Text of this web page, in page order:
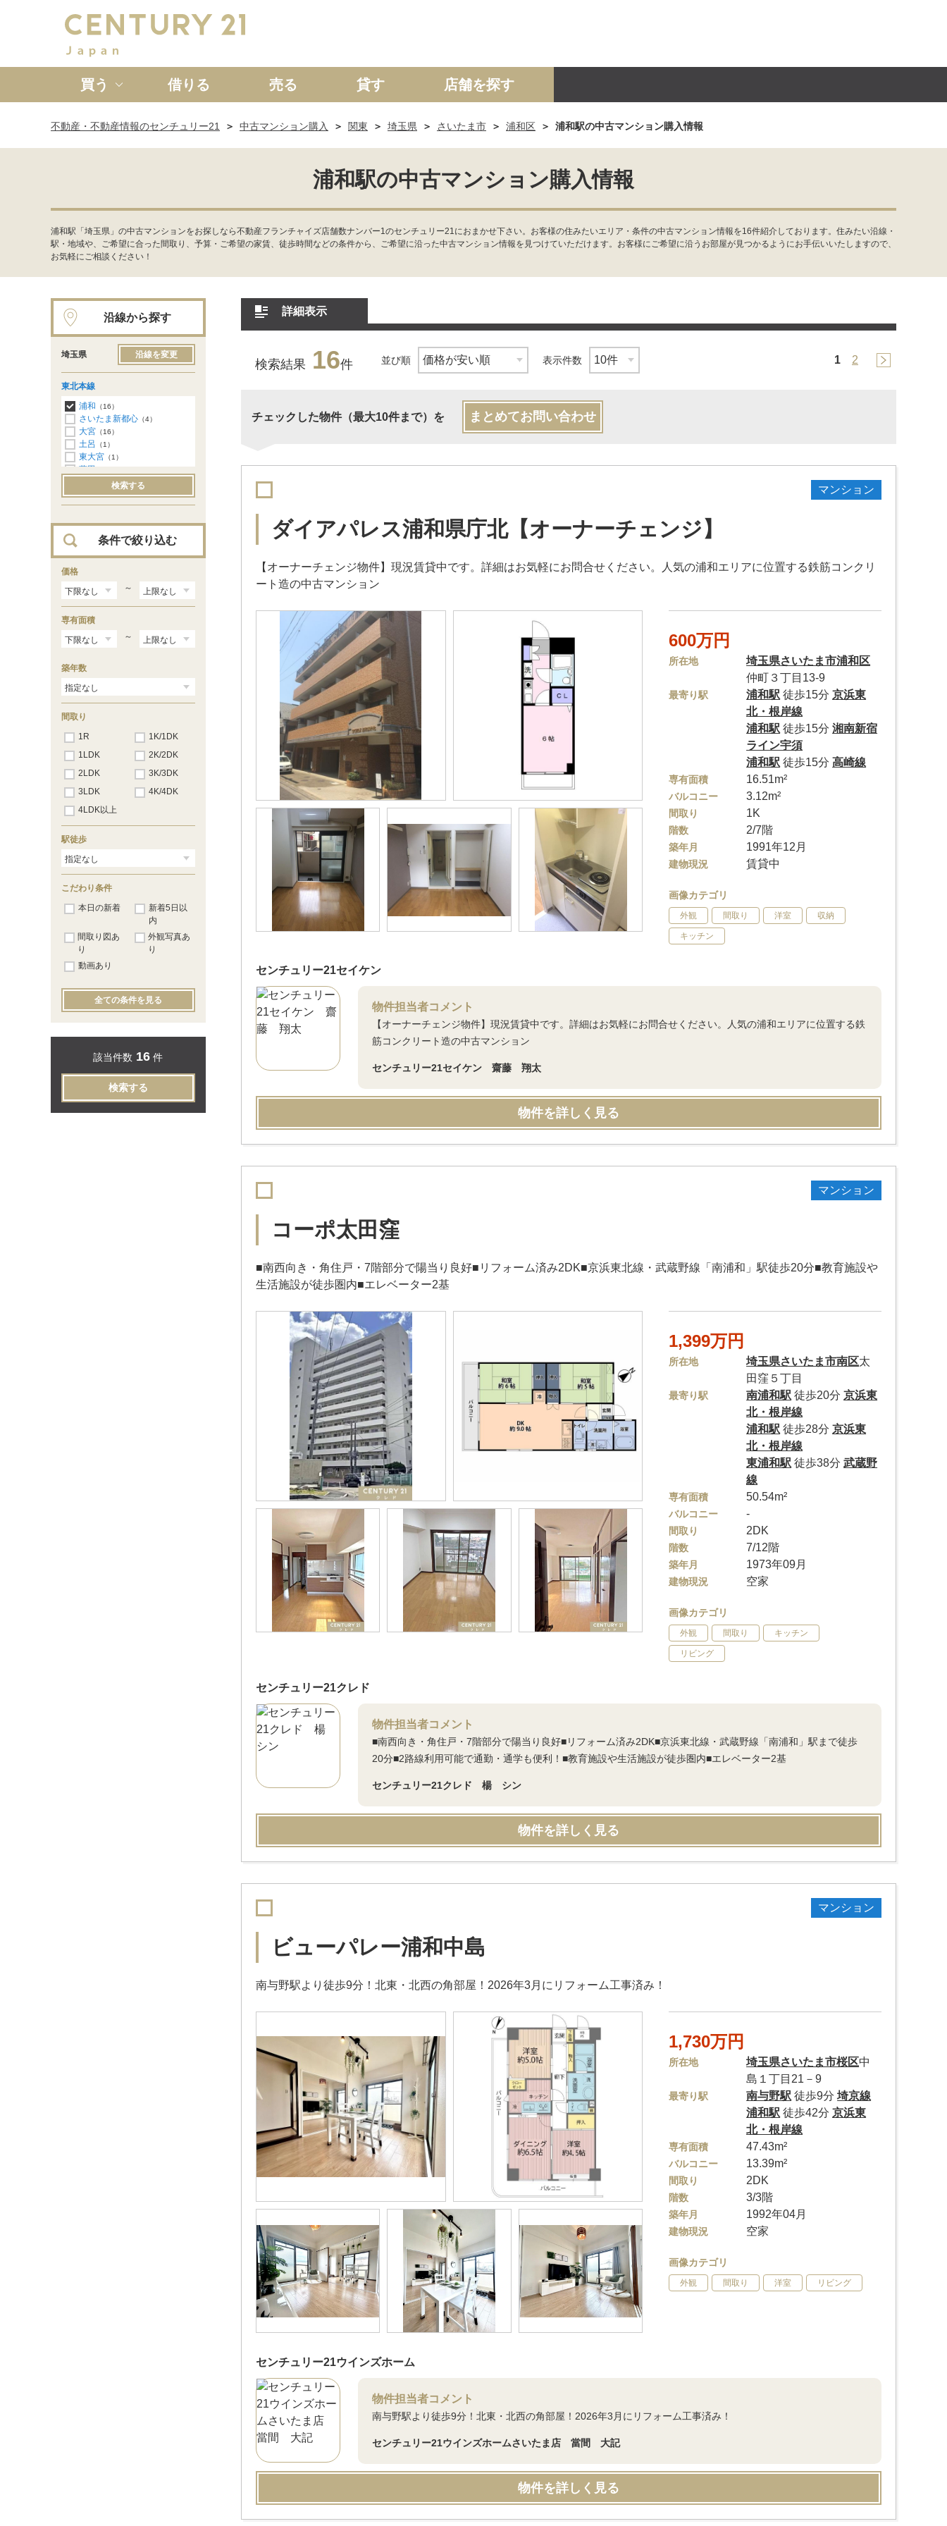
買う
新築一戸建て 中古一戸建て マンション 土地 事業投資用
借りる 売る 貸す 店舗を探す
不動産・不動産情報のセンチュリー21 中古マンション購入 関東 埼玉県 さいたま市 浦和区 浦和駅の中古マンション購入情報
浦和駅の中古マンション購入情報
浦和駅「埼玉県」の中古マンションをお探しなら不動産フランチャイズ店舗数ナンバー1のセンチュリー21におまかせ下さい。お客様の住みたいエリア・条件の中古マンション情報を16件紹介しております。住みたい沿線・
駅・地域や、ご希望に合った間取り、予算・ご希望の家賃、徒歩時間などの条件から、ご希望に沿った中古マンション情報を見つけていただけます。お客様にご希望に沿うお部屋が見つかるようにお手伝いいたしますので、
お気軽にご相談ください！
詳細表示
検索結果 16件 並び順 表示件数 1 2
チェックした物件（最大10件まで）を まとめてお問い合わせ
マンション
ダイアパレス浦和県庁北【オーナーチェンジ】
【オーナーチェンジ物件】現況賃貸中です。詳細はお気軽にお問合せください。人気の浦和エリアに位置する鉄筋コンクリ
ート造の中古マンション
600万円
所在地 埼玉県さいたま市浦和区
仲町３丁目13-9
最寄り駅 浦和駅 徒歩15分京浜東
北・根岸線
浦和駅 徒歩15分湘南新宿
ライン宇須
浦和駅 徒歩15分高崎線
専有面積 16.51m²
バルコニー 3.12m²
間取り 1K
階数 2/7階
築年月 1991年12月
建物現況 賃貸中
画像カテゴリ
外観 間取り 洋室 収納
キッチン
センチュリー21セイケン
物件担当者コメント
【オーナーチェンジ物件】現況賃貸中です。詳細はお気軽にお問合せください。人気の浦和エリアに位置する鉄
筋コンクリート造の中古マンション
センチュリー21セイケン 齋藤 翔太
物件を詳しく見る
マンション
コーポ太田窪
■南西向き・角住戸・7階部分で陽当り良好■リフォーム済み2DK■京浜東北線・武蔵野線「南浦和」駅徒歩20分■教育施設や
生活施設が徒歩圏内■エレベーター2基
1,399万円
所在地 埼玉県さいたま市南区太
田窪５丁目
最寄り駅 南浦和駅 徒歩20分京浜東
北・根岸線
浦和駅 徒歩28分京浜東
北・根岸線
東浦和駅 徒歩38分武蔵野
線
専有面積 50.54m²
バルコニー -
間取り 2DK
階数 7/12階
築年月 1973年09月
建物現況 空家
画像カテゴリ
外観 間取り キッチン
リビング
センチュリー21クレド
物件担当者コメント
■南西向き・角住戸・7階部分で陽当り良好■リフォーム済み2DK■京浜東北線・武蔵野線「南浦和」駅まで徒歩
20分■2路線利用可能で通勤・通学も便利！■教育施設や生活施設が徒歩圏内■エレベーター2基
センチュリー21クレド 楊 シン
物件を詳しく見る
マンション
ビューパレー浦和中島
南与野駅より徒歩9分！北東・北西の角部屋！2026年3月にリフォーム工事済み！
1,730万円
所在地 埼玉県さいたま市桜区中
島１丁目21－9
最寄り駅 南与野駅 徒歩9分埼京線
浦和駅 徒歩42分京浜東
北・根岸線
専有面積 47.43m²
バルコニー 13.39m²
間取り 2DK
階数 3/3階
築年月 1992年04月
建物現況 空家
画像カテゴリ
外観 間取り 洋室 リビング
センチュリー21ウインズホーム
物件担当者コメント
南与野駅より徒歩9分！北東・北西の角部屋！2026年3月にリフォーム工事済み！
センチュリー21ウインズホームさいたま店 當間 大記
物件を詳しく見る
沿線から探す
埼玉県 沿線を変更
東北本線
浦和 （16）
さいたま新都心 （4）
大宮 （16）
土呂 （1）
東大宮 （1）
蓮田
（1）
新白岡（3）
久喜（15）
検索する
条件で絞り込む
価格
～
専有面積
～
築年数
間取り
1R
1K/1DK
1LDK
2K/2DK
2LDK
3K/3DK
3LDK
4K/4DK
4LDK以上
駅徒歩
こだわり条件
本日の新着
新着5日以
内
間取り図あ
り
外観写真あ
り
動画あり
全ての条件を見る
該当件数 16 件
検索する